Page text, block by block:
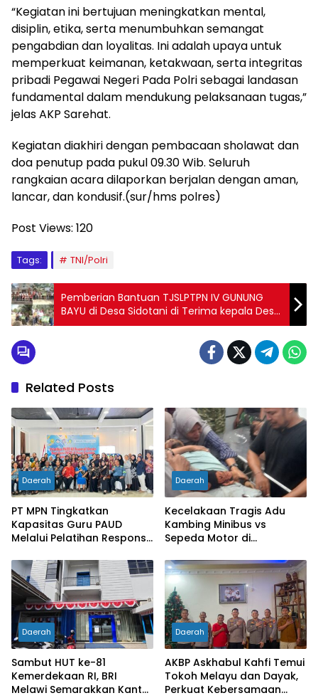
“Kegiatan ini bertujuan meningkatkan mental,
disiplin, etika, serta menumbuhkan semangat
pengabdian dan loyalitas. Ini adalah upaya untuk
memperkuat keimanan, ketakwaan, serta integritas
pribadi Pegawai Negeri Pada Polri sebagai landasan
fundamental dalam mendukung pelaksanaan tugas,”
jelas AKP Sarehat.
Kegiatan diakhiri dengan pembacaan sholawat dan
doa penutup pada pukul 09.30 Wib. Seluruh
rangkaian acara dilaporkan berjalan dengan aman,
lancar, dan kondusif.(sur/hms polres)
Post Views: 120
Tags: TNI/Polri
Pemberian Bantuan TJSLPTPN IV GUNUNG
BAYU di Desa Sidotani di Terima kepala Desa
Sidotani
Related Posts
Daerah
PT MPN Tingkatkan
Kapasitas Guru PAUD
Melalui Pelatihan Responsif
Daerah
Kecelakaan Tragis Adu
Kambing Minibus vs
Sepeda Motor di
Meninggal Dunia
Daerah
Sambut HUT ke-81
Kemerdekaan RI, BRI
Melawi Semarakkan Kantor
Daerah
AKBP Askhabul Kahfi Temui
Tokoh Melayu dan Dayak,
Perkuat Kebersamaan